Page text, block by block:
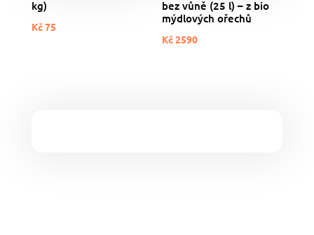
kg)
Kč75
bez vůně (25 l) – z bio
mýdlových ořechů
Kč2590